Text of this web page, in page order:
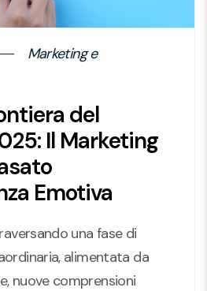
Marketing e
del
Il Marketing
Emotiva
una fase di
alimentata da
nuove comprensioni